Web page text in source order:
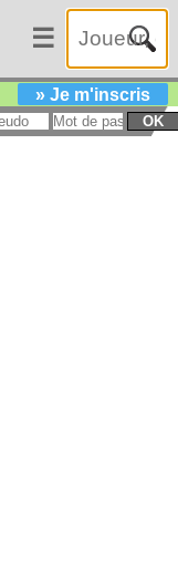
☰
» Je m'inscris
OK